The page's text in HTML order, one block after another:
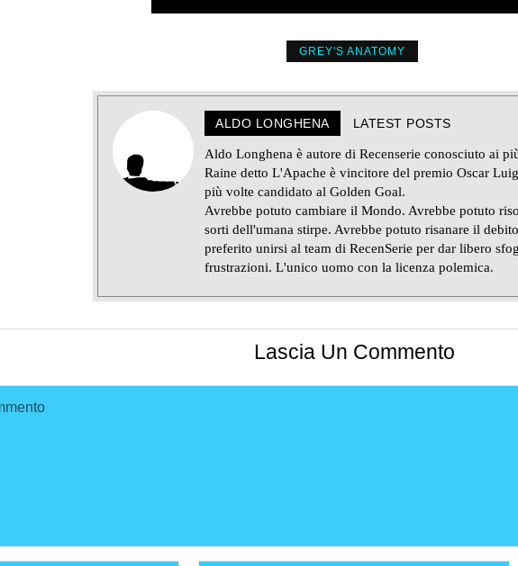
GREY'S ANATOMY
ALDO LONGHENA LATEST POSTS
Aldo Longhena è autore di Recenserie conosciuto ai
Raine detto L'Apache è vincitore del premio Oscar
più volte candidato al Golden Goal.
Avrebbe potuto cambiare il Mondo. Avrebbe potuto
sorti dell'umana stirpe. Avrebbe potuto risanare il
preferito unirsi al team di RecenSerie per dar libero
frustrazioni. L'unico uomo con la licenza polemica.
Lascia Un Commento